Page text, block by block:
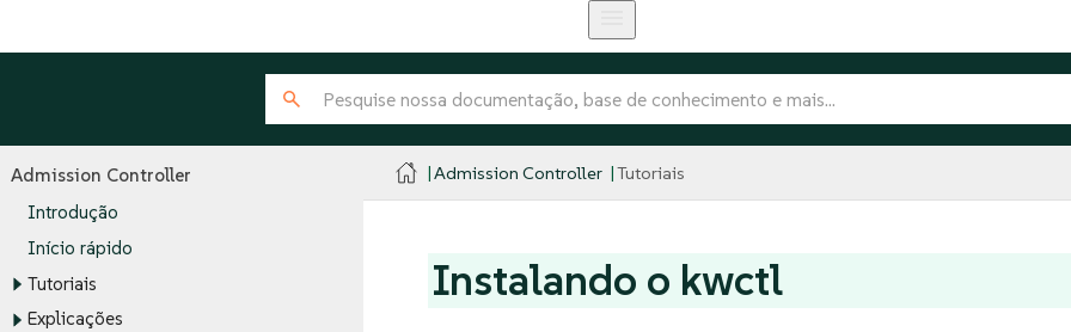
Admission Controller
Introdução
Início rápido
Tutoriais
Explicações
Admission Controller Tutoriais
Instalando o kwctl